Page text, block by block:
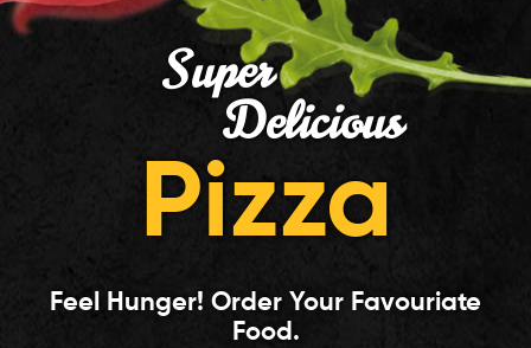
Super
Delicious
Pizza
Feel Hunger! Order Your Favouriate
Food.